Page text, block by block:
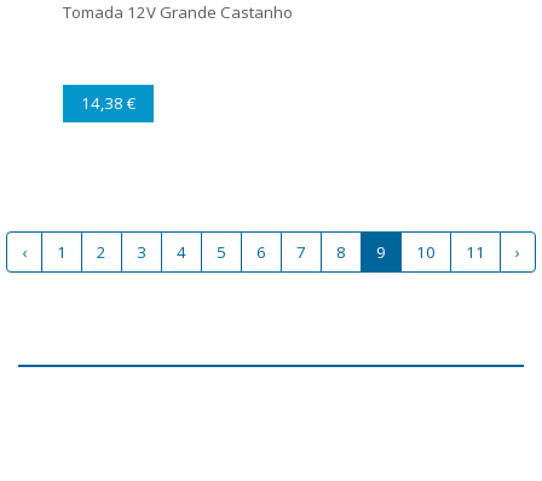
Tomada 12V Grande Castanho
14,38 €
‹ 1 2 3 4 5 6 7 8 9 10 11 ›